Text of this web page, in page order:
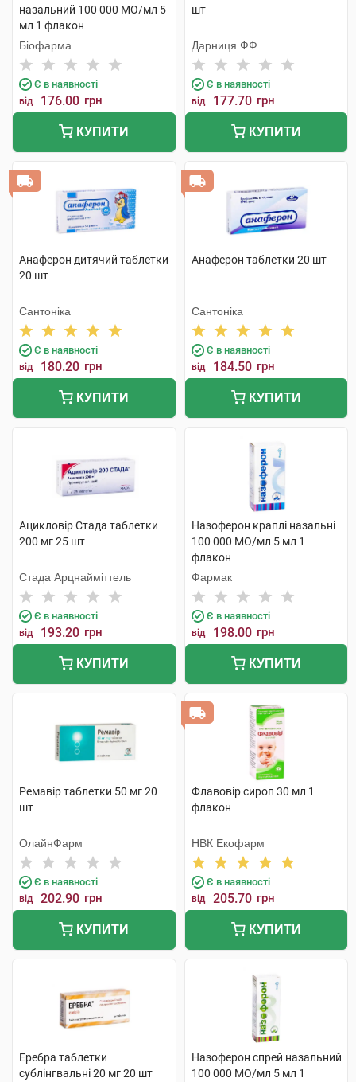
назальний 100 000 МО/мл 5
мл 1 флакон
Біофарма
Є в наявності
від 176.00 грн
КУПИТИ
шт
Дарниця ФФ
Є в наявності
від 177.70 грн
КУПИТИ
Анаферон дитячий таблетки
20 шт
Сантоніка
Є в наявності
від 180.20 грн
КУПИТИ
Анаферон таблетки 20 шт
Сантоніка
Є в наявності
від 184.50 грн
КУПИТИ
Ацикловір Стада таблетки
200 мг 25 шт
Стада Арцнайміттель
Є в наявності
від 193.20 грн
КУПИТИ
Назоферон краплі назальні
100 000 МО/мл 5 мл 1
флакон
Фармак
Є в наявності
від 198.00 грн
КУПИТИ
Ремавір таблетки 50 мг 20
шт
ОлайнФарм
Є в наявності
від 202.90 грн
КУПИТИ
Флавовір сироп 30 мл 1
флакон
НВК Екофарм
Є в наявності
від 205.70 грн
КУПИТИ
Еребра таблетки
сублінгвальні 20 мг 20 шт
Назоферон спрей назальний
100 000 МО/мл 5 мл 1